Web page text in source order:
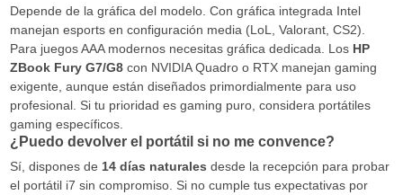
Depende de la gráfica del modelo. Con gráfica integrada Intel
manejan esports en configuración media (LoL, Valorant, CS2).
Para juegos AAA modernos necesitas gráfica dedicada. Los HP
ZBook Fury G7/G8con NVIDIA Quadro o RTX manejan gaming
exigente, aunque están diseñados primordialmente para uso
profesional. Si tu prioridad es gaming puro, considera portátiles
gaming específicos.
¿Puedo devolver el portátil si no me convence?
Sí, dispones de 14 días naturales desde la recepción para probar
el portátil i7 sin compromiso. Si no cumple tus expectativas por